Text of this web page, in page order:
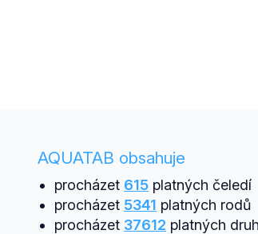
AQUATAB obsahuje
procházet 615platných čeledí
procházet 5341 platných rodů
procházet 37612 platných